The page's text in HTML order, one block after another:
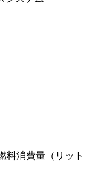
料消費量（リット